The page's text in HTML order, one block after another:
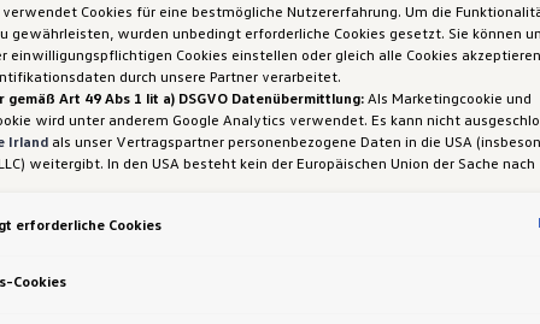
induk­tiver
verwendet Cookies für eine bestmögliche Nutzererfahrung. Um die
gewährleisten, wurden unbedingt erforderliche Cookies gesetzt. Sie können
einwilligungspflichtigen Cookies einstellen oder gleich alle Cookies
durch unsere Partner verarbeitet.
gemäß Art 49 Abs 1 lit a) DSGVO Datenübermittlung:Als Marketingcookie und
wird unter anderem Google Analytics verwendet. Es kann nicht
Irland als unser Vertragspartner personenbezogene Daten in die USA
weitergibt. In den USA besteht kein der Europäischen Union der Sache nach
durchsetzen können, in den USA keine Datenschutzgrundsätze bestehen,
können, wobei Eingriffe in Ihre persönlichen Rechte und Freiheiten nicht
beschränkt sind.
erforderliche Cookies
Cookies